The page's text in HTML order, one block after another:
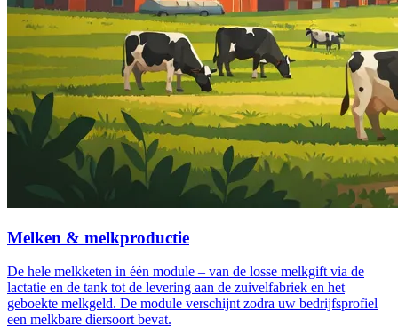
Melken & melkproductie
De hele melkketen in één module – van de losse melkgift via de
lactatie en de tank tot de levering aan de zuivelfabriek en het
geboekte melkgeld. De module verschijnt zodra uw bedrijfsprofiel
een melkbare diersoort bevat.